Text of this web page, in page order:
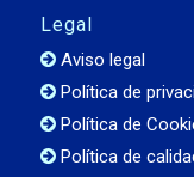
Legal
Aviso legal
Política de
Política de
Política de